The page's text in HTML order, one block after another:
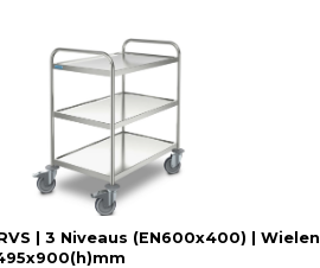
| 3 Niveaus (EN600x400) | Wielen